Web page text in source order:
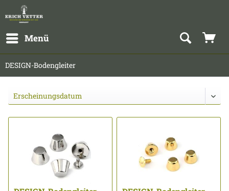
Menü
DESIGN-Bodengleiter